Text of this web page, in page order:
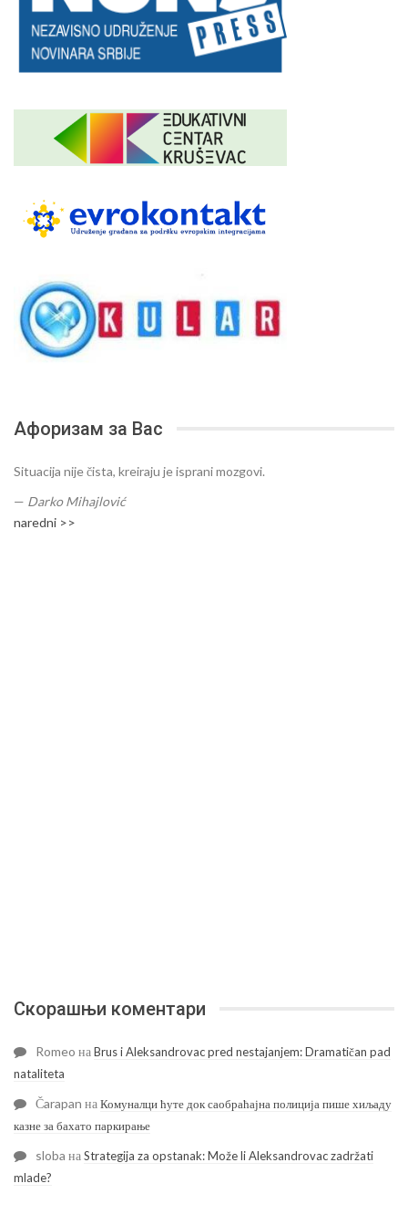
Афоризам за Вас
Situacija nije čista, kreiraju je isprani mozgovi.
— Darko Mihajlović
naredni >>
Скорашњи коментари
Romeo наBrus i Aleksandrovac pred nestajanjem: Dramatičan pad
nataliteta
Čarapan наКомуналци ћуте док саобраћајна полиција пише хиљаду
казне за бахато паркирање
sloba наStrategija za opstanak: Može li Aleksandrovac zadržati
mlade?